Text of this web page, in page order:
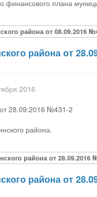
финансового плана
района от 08.09.2016
района от
2016
28.09.2016 №431-2
района.
района от 28.09.2016
района от